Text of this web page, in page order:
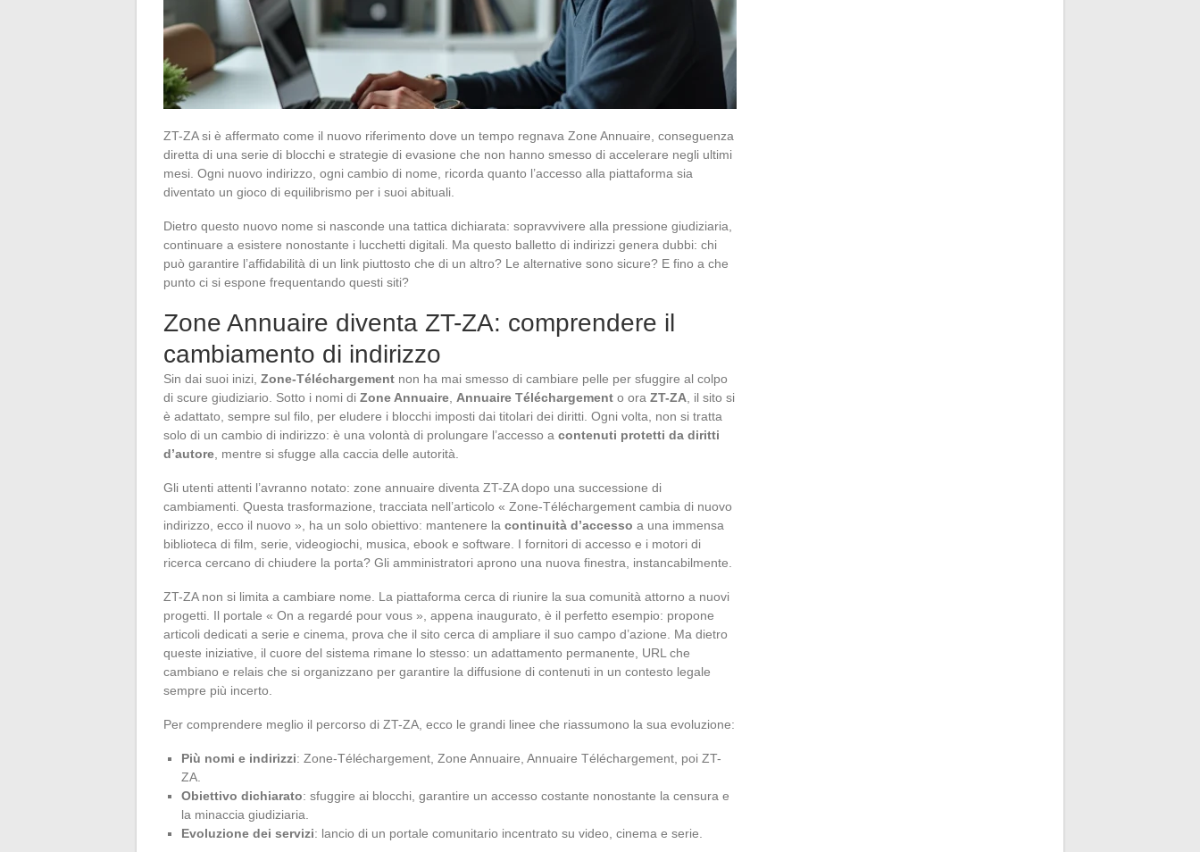
ZT-ZA si è affermato come il nuovo riferimento dove un tempo regnava Zone Annuaire, conseguenza
diretta di una serie di blocchi e strategie di evasione che non hanno smesso di accelerare negli ultimi
mesi. Ogni nuovo indirizzo, ogni cambio di nome, ricorda quanto l’accesso alla piattaforma sia
diventato un gioco di equilibrismo per i suoi abituali.
Dietro questo nuovo nome si nasconde una tattica dichiarata: sopravvivere alla pressione giudiziaria,
continuare a esistere nonostante i lucchetti digitali. Ma questo balletto di indirizzi genera dubbi: chi
può garantire l’affidabilità di un link piuttosto che di un altro? Le alternative sono sicure? E fino a che
punto ci si espone frequentando questi siti?
Zone Annuaire diventa ZT-ZA: comprendere il
cambiamento di indirizzo
Sin dai suoi inizi, Zone-Téléchargement non ha mai smesso di cambiare pelle per sfuggire al colpo
di scure giudiziario. Sotto i nomi di Zone Annuaire Annuaire Téléchargement o ora ZT-ZA , il sito si
è adattato, sempre sul filo, per eludere i blocchi imposti dai titolari dei diritti. Ogni volta, non si tratta
solo di un cambio di indirizzo: è una volontà di prolungare l’accesso a contenuti protetti da diritti
d’autore , mentre si sfugge alla caccia delle autorità.
Gli utenti attenti l’avranno notato: zone annuaire diventa ZT-ZA dopo una successione di
cambiamenti. Questa trasformazione, tracciata nell’articolo « Zone-Téléchargement cambia di nuovo
indirizzo, ecco il nuovo », ha un solo obiettivo: mantenere la continuità d’accesso a una immensa
biblioteca di film, serie, videogiochi, musica, ebook e software. I fornitori di accesso e i motori di
ricerca cercano di chiudere la porta? Gli amministratori aprono una nuova finestra, instancabilmente.
ZT-ZA non si limita a cambiare nome. La piattaforma cerca di riunire la sua comunità attorno a nuovi
progetti. Il portale « On a regardé pour vous », appena inaugurato, è il perfetto esempio: propone
articoli dedicati a serie e cinema, prova che il sito cerca di ampliare il suo campo d’azione. Ma dietro
queste iniziative, il cuore del sistema rimane lo stesso: un adattamento permanente, URL che
cambiano e relais che si organizzano per garantire la diffusione di contenuti in un contesto legale
sempre più incerto.
Per comprendere meglio il percorso di ZT-ZA, ecco le grandi linee che riassumono la sua evoluzione:
Più nomi e indirizzi: Zone-Téléchargement, Zone Annuaire, Annuaire Téléchargement, poi ZT-
ZA.
Obiettivo dichiarato: sfuggire ai blocchi, garantire un accesso costante nonostante la censura e
la minaccia giudiziaria.
Evoluzione dei servizi: lancio di un portale comunitario incentrato su video, cinema e serie.